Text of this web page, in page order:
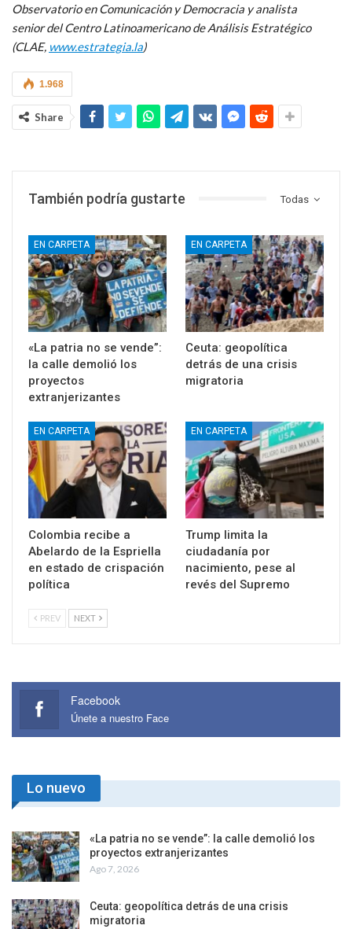
Observatorio en Comunicación y Democracia y analista
senior del Centro Latinoamericano de Análisis Estratégico
(CLAE, www.estrategia.la)
1.968
Share
Todas
También podría gustarte
EN CARPETA
«La patria no se vende”:
la calle demolió los
proyectos
extranjerizantes
EN CARPETA
Ceuta: geopolítica
detrás de una crisis
migratoria
EN CARPETA
Colombia recibe a
Abelardo de la Espriella
en estado de crispación
política
EN CARPETA
Trump limita la
ciudadanía por
nacimiento, pese al
revés del Supremo
PREV NEXT
Facebook
Únete a nuestro Face
Lo nuevo
«La patria no se vende”: la calle demolió los
proyectos extranjerizantes
Ago 7, 2026
Ceuta: geopolítica detrás de una crisis
migratoria